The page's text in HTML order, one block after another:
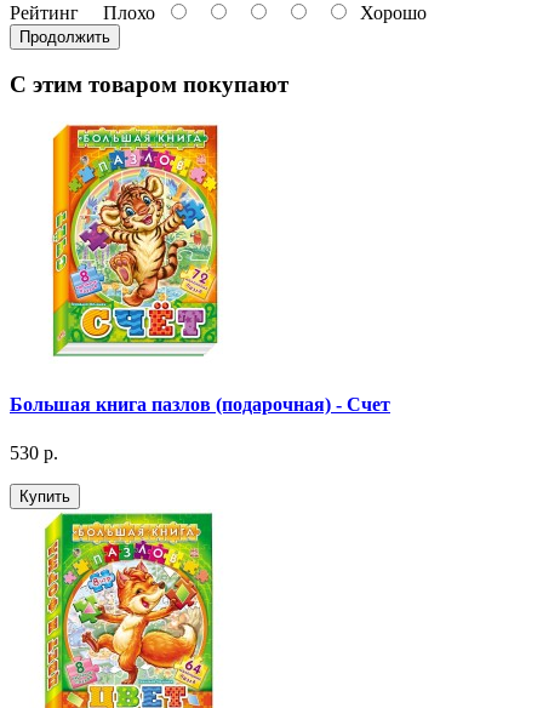
Рейтинг Плохо Хорошо
Продолжить
С этим товаром покупают
Большая книга пазлов (подарочная) - Счет
530 р.
Купить